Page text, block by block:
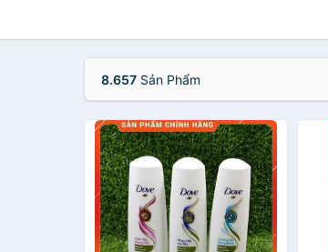
8.657 Sản Phẩm